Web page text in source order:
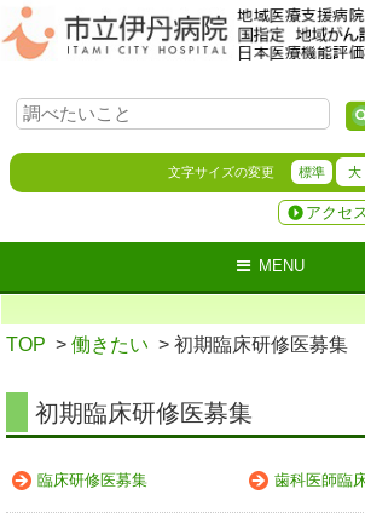
文字サイズの変更 標準 大
アクセ
MENU
TOP > 働きたい > 初期臨床研修医募集
初期臨床研修医募集
臨床研修医募集 歯科医師臨